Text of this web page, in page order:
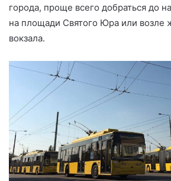
города, проще всего добраться до
на площади Святого Юра или возле
вокзала.